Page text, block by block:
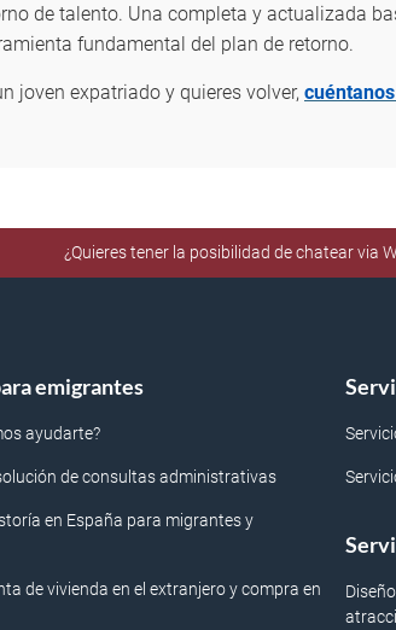
de talento. Una completa y actualizada
fundamental del plan de retorno.
joven expatriado y quieres volver,
¿Quieres tener la posibilidad de chatear via
emigrantes
ayudarte?
de consultas administrativas
en España para migrantes y
de vivienda en el extranjero y compra en